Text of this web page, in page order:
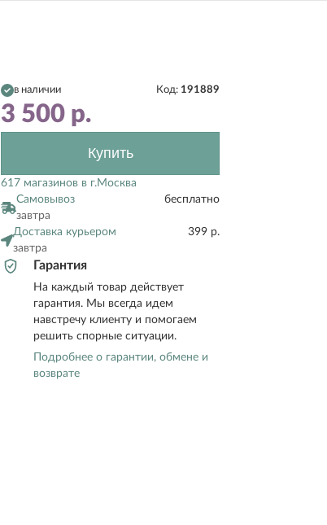
в наличии Код: 191889
3 500 р.
Купить
617 магазинов в г.Москва
Самовывоз
завтра
бесплатно
Доставка курьером
завтра
399 р.
Гарантия
На каждый товар действует
гарантия. Мы всегда идем
навстречу клиенту и помогаем
решить спорные ситуации.
Подробнее о гарантии, обмене и
возврате